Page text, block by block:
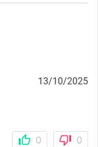
13/10/2025
0 0